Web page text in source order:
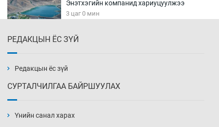
Энэтхэгийн компанид хариуцуулжээ
3 цаг 0 мин
3 цаг 30 мин
4 цаг 0 мин
РЕДАКЦЫН ЁС ЗҮЙ
Редакцын ёс зүй
СУРТАЛЧИЛГАА БАЙРШУУЛАХ
Үнийн санал харах